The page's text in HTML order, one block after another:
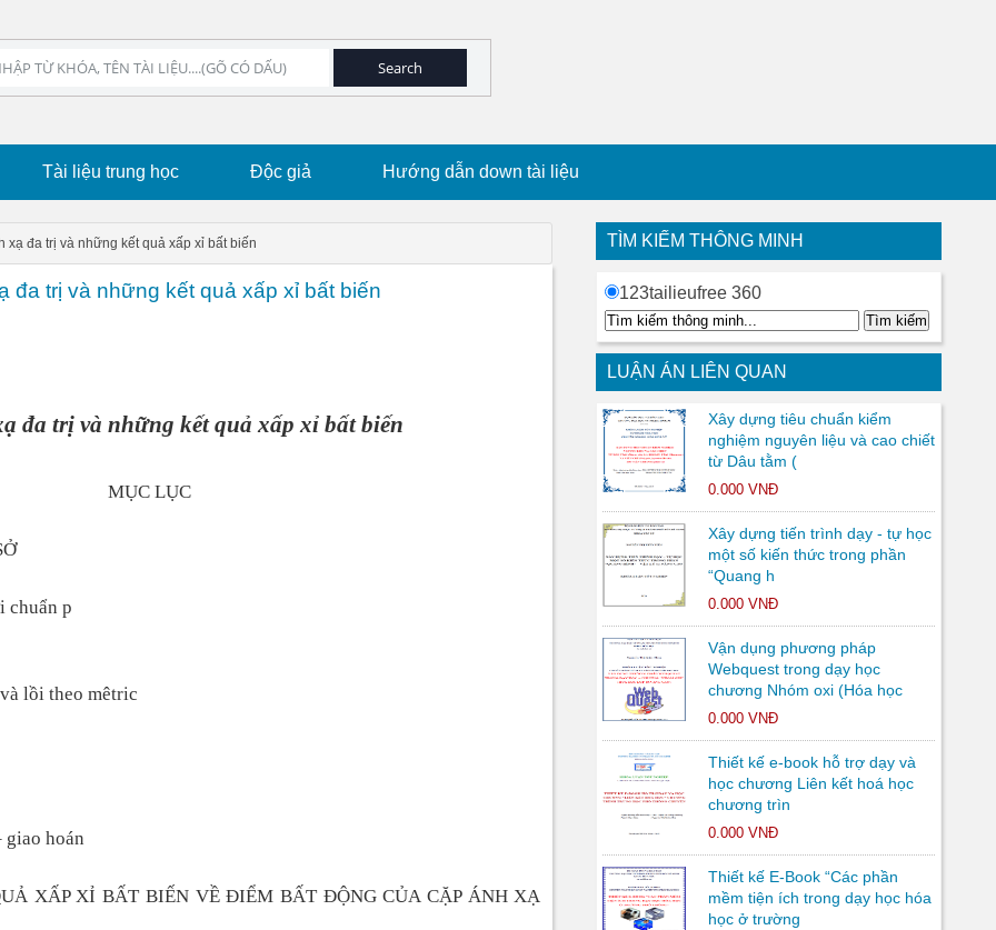
Tài liệu trung học Độc giả Hướng dẫn down tài liệu
xạ đa trị và những kết quả xấp xỉ bất biến
đa trị và những kết quả xấp xỉ bất biến
đa trị và những kết quả xấp xỉ bất biến
MỤC LỤC
chuẩn p
lồi theo mêtric
giao hoán
XẤP XỈ BẤT BIẾN VỀ ĐIỂM BẤT ĐỘNG CỦA CẶP ÁNH XẠ
TÌM KIẾM THÔNG MINH
123tailieufree 360
LUẬN ÁN LIÊN QUAN
Xây dựng tiêu chuẩn kiểm
nghiệm nguyên liệu và cao chiết
từ Dâu tằm (
0.000 VNĐ
Xây dựng tiến trình dạy - tự học
một số kiến thức trong phần
“Quang h
0.000 VNĐ
Vận dụng phương pháp
Webquest trong dạy học
chương Nhóm oxi (Hóa học
0.000 VNĐ
Thiết kế e-book hỗ trợ dạy và
học chương Liên kết hoá học
chương trìn
0.000 VNĐ
Thiết kế E-Book “Các phần
mềm tiện ích trong dạy học hóa
học ở trường